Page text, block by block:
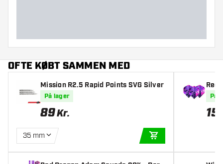
OFTE KØBT SAMMEN MED
Mission R2.5 Rapid Points SVG Silver
På lager
89Kr.
35 mm
Red
På
15